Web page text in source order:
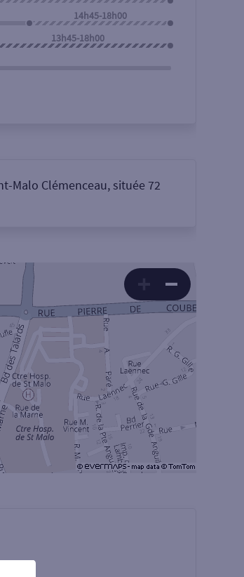
14h45-18h00
13h45-18h00
Malo Clémenceau, située 72